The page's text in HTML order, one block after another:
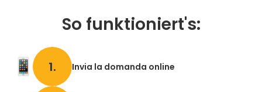
So funktioniert's:
1. Invia la domanda online